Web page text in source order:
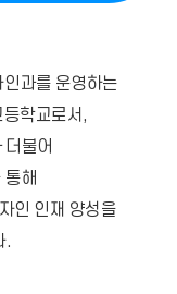
과를 운영하는
학교로서,
더불어
통해
인 인재 양성을
.